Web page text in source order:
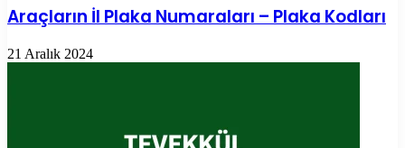
Araçların İl Plaka Numaraları – Plaka Kodları
21 Aralık 2024